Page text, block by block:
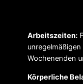
Arbeitszeiten:
Wochenenden
Körperliche